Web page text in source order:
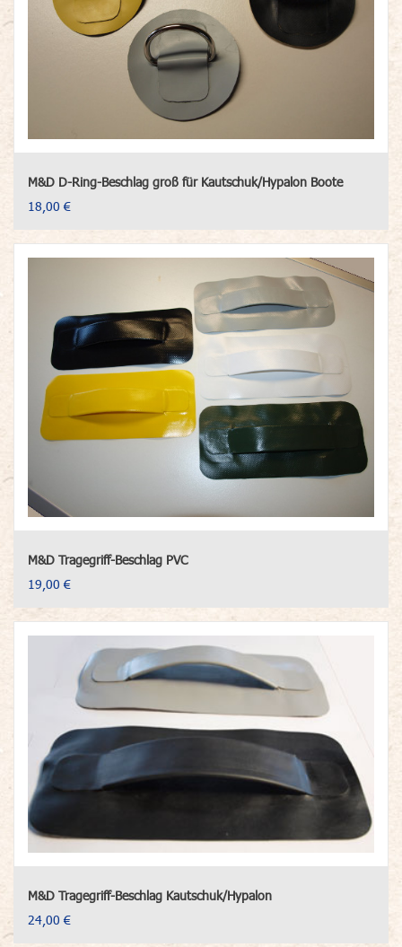
M&D D-Ring-Beschlag groß für Kautschuk/Hypalon Boote
18,00 €
M&D Tragegriff-Beschlag PVC
19,00 €
M&D Tragegriff-Beschlag Kautschuk/Hypalon
24,00 €